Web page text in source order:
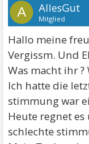
A AllesGut
Mitglied
Hallo meine
Vergissm. Und
Was macht ihr ?
Ich hatte die
stimmung war
Heute regnet
schlechte